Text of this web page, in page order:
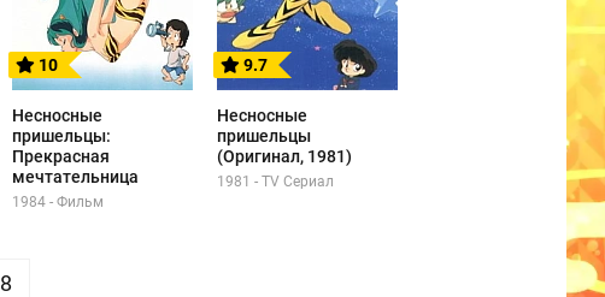
10
Несносные
пришельцы:
Прекрасная
мечтательница
1984 - Фильм
9.7
Несносные
пришельцы
(Оригинал, 1981)
1981 - TV Сериал
8